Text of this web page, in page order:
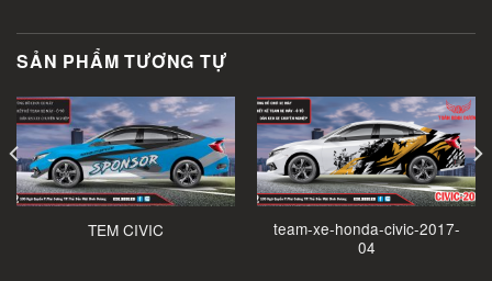
SẢN PHẨM TƯƠNG TỰ
TEM CIVIC
team-xe-honda-civic-2017-
04